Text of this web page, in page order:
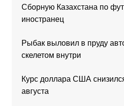
Сборную Казахстана по
иностранец
Рыбак выловил в пруду
скелетом внутри
Курс доллара США
августа